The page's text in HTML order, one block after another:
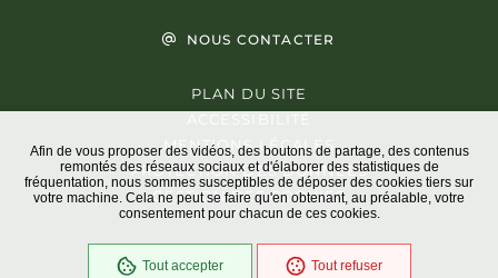
Afin de vous proposer des vidéos, des boutons de partage, des contenus
remontés des réseaux sociaux et d'élaborer des statistiques de
fréquentation, nous sommes susceptibles de déposer des cookies tiers sur
votre machine. Cela ne peut se faire qu'en obtenant, au préalable, votre
consentement pour chacun de ces cookies.
Tout accepter Tout refuser
NOUS CONTACTER
PLAN DU SITE
MENTIONS LÉGALES
PROTECTION DES DONNÉES
GESTION DES COOKIES